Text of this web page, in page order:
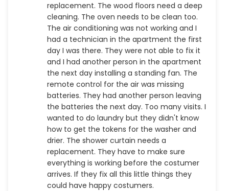
replacement. The wood floors need a deep
cleaning. The oven needs to be clean too.
The air conditioning was not working and I
had a technician in the apartment the first
day I was there. They were not able to fix it
and I had another person in the apartment
the next day installing a standing fan. The
remote control for the air was missing
batteries. They had another person leaving
the batteries the next day. Too many visits. I
wanted to do laundry but they didn't know
how to get the tokens for the washer and
drier. The shower curtain needs a
replacement. They have to make sure
everything is working before the costumer
arrives. If they fix all this little things they
could have happy costumers.